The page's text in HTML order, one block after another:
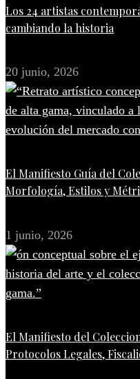
Los 24 artistas
cambiando la historia
20 junio, 2026
El Manifiesto Guía del
Morfología, Estilos y
1 junio, 2026
El Manifiesto del
Protocolos Legales,